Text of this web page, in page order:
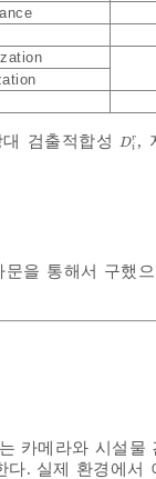
검출적합성 Dr
i
Dir,
문을 통해서 구했
카메라와 시설
. 실제 환경에